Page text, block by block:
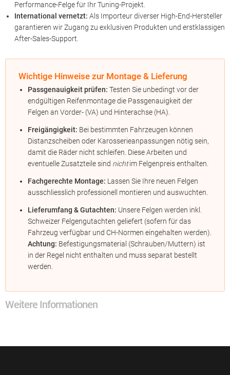
Performance-Felge für Ihr Tuning-Projekt.
International vernetzt: Als Importeur diverser High-End-Hersteller
garantieren wir Zugang zu exklusiven Produkten und erstklassigen
After-Sales-Support.
Wichtige Hinweise zur Montage & Lieferung
Passgenauigkeit prüfen: Testen Sie unbedingt vor der
endgültigen Reifenmontage die Passgenauigkeit der
Felgen an Vorder- (VA) und Hinterachse (HA).
Freigängigkeit: Bei bestimmten Fahrzeugen können
Distanzscheiben oder Karosserieanpassungen nötig sein,
damit die Räder nicht schleifen. Diese Arbeiten und
eventuelle Zusatzteile sind nichtim Felgenpreis enthalten.
Fachgerechte Montage: Lassen Sie Ihre neuen Felgen
ausschliesslich professionell montieren und auswuchten.
Lieferumfang & Gutachten: Unsere Felgen werden inkl.
Schweizer Felgengutachten geliefert (sofern für das
Fahrzeug verfügbar und CH-Normen eingehalten werden).
Achtung: Befestigungsmaterial (Schrauben/Muttern) ist
in der Regel nicht enthalten und muss separat bestellt
werden.
Weitere Informationen